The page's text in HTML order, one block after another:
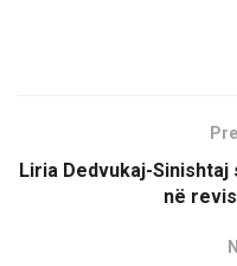
Liria Dedvukaj-Sinishtaj
në